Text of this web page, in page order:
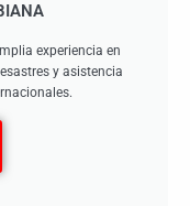
experiencia en
y asistencia